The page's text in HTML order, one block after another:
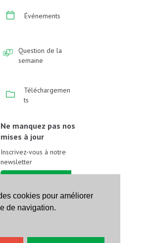
cookies pour améliorer
de navigation.
Événements
Question de la
semaine
Téléchargemen
ts
Ne manquez pas nos
mises à jour
Inscrivez-vous à notre
newsletter
Suivez-nous sur les